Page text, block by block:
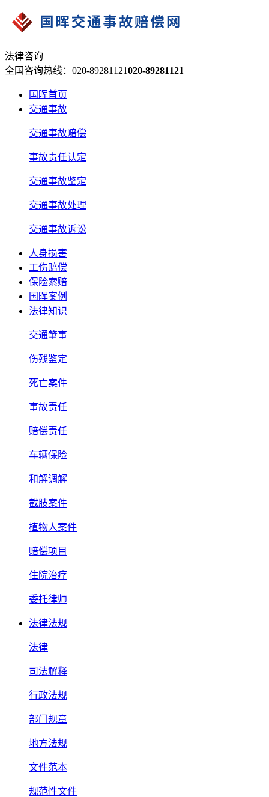
法律咨询
全国咨询热线：020-89281121020-89281121
国晖首页
交通事故
交通事故赔偿
事故责任认定
交通事故鉴定
交通事故处理
交通事故诉讼
人身损害
工伤赔偿
保险索赔
国晖案例
法律知识
交通肇事
伤残鉴定
死亡案件
事故责任
赔偿责任
车辆保险
和解调解
截肢案件
植物人案件
赔偿项目
住院治疗
委托律师
法律法规
法律
司法解释
行政法规
部门规章
地方法规
文件范本
规范性文件